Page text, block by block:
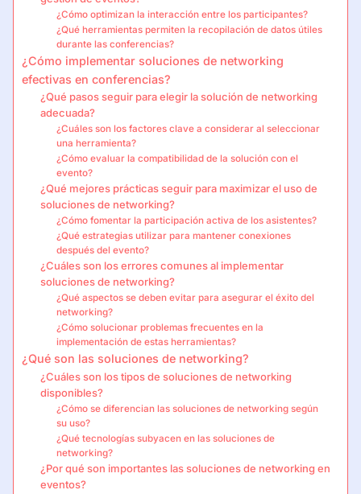
¿Cómo optimizan la interacción entre los participantes?
¿Qué herramientas permiten la recopilación de datos útiles
durante las conferencias?
¿Cómo implementar soluciones de networking
efectivas en conferencias?
¿Qué pasos seguir para elegir la solución de networking
adecuada?
¿Cuáles son los factores clave a considerar al seleccionar
una herramienta?
¿Cómo evaluar la compatibilidad de la solución con el
evento?
¿Qué mejores prácticas seguir para maximizar el uso de
soluciones de networking?
¿Cómo fomentar la participación activa de los asistentes?
¿Qué estrategias utilizar para mantener conexiones
después del evento?
¿Cuáles son los errores comunes al implementar
soluciones de networking?
¿Qué aspectos se deben evitar para asegurar el éxito del
networking?
¿Cómo solucionar problemas frecuentes en la
implementación de estas herramientas?
¿Qué son las soluciones de networking?
¿Cuáles son los tipos de soluciones de networking
disponibles?
¿Cómo se diferencian las soluciones de networking según
su uso?
¿Qué tecnologías subyacen en las soluciones de
networking?
¿Por qué son importantes las soluciones de networking en
eventos?